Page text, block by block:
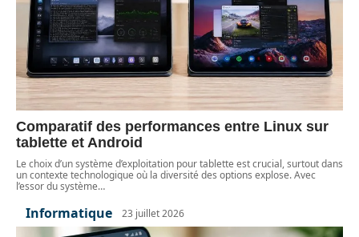
Comparatif des performances entre Linux sur
tablette et Android
Le choix d’un système d’exploitation pour tablette est crucial, surtout dans
un contexte technologique où la diversité des options explose. Avec
l’essor du système…
Informatique 23 juillet 2026